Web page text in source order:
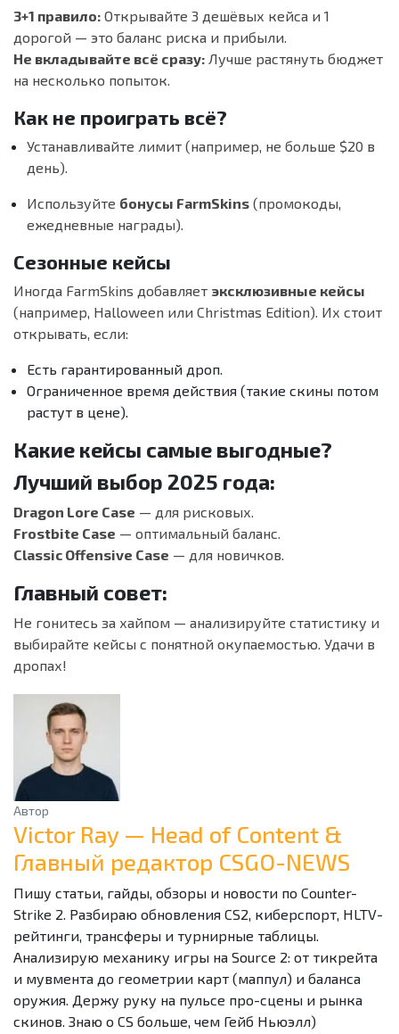
3+1 правило: Открывайте 3 дешёвых кейса и 1
дорогой — это баланс риска и прибыли.
Не вкладывайте всё сразу: Лучше растянуть бюджет
на несколько попыток.
Как не проиграть всё?
Устанавливайте лимит (например, не больше $20 в
день).
Используйте бонусы FarmSkins (промокоды,
ежедневные награды).
Сезонные кейсы
Иногда FarmSkins добавляет эксклюзивные кейсы
(например, Halloween или Christmas Edition). Их стоит
открывать, если:
Есть гарантированный дроп.
Ограниченное время действия (такие скины потом
растут в цене).
Какие кейсы самые выгодные?
Лучший выбор 2025 года:
Dragon Lore Case — для рисковых.
Frostbite Case — оптимальный баланс.
Classic Offensive Case — для новичков.
Главный совет:
Не гонитесь за хайпом — анализируйте статистику и
выбирайте кейсы с понятной окупаемостью. Удачи в
дропах!
Автор
Victor Ray — Head of Content &
Главный редактор CSGO-NEWS
Пишу статьи, гайды, обзоры и новости по Counter-
Strike 2. Разбираю обновления CS2, киберспорт, HLTV-
рейтинги, трансферы и турнирные таблицы.
Анализирую механику игры на Source 2: от тикрейта
и мувмента до геометрии карт (маппул) и баланса
оружия. Держу руку на пульсе про-сцены и рынка
скинов. Знаю о CS больше, чем Гейб Ньюэлл)